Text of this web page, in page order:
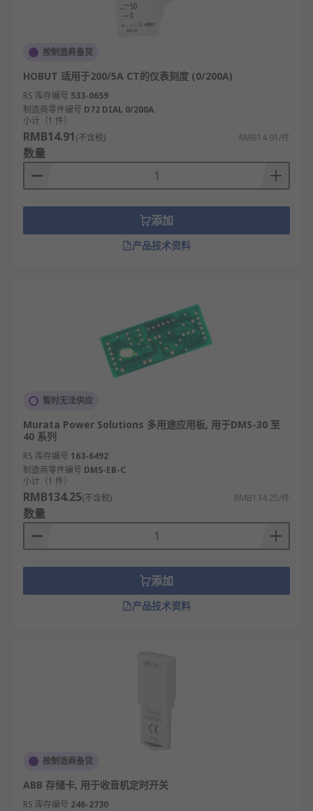
按制造商备货
HOBUT 适用于200/5A CT的仪表刻度 (0/200A)
RS 库存编号 533-0659
制造商零件编号 D72 DIAL 0/200A
小计（1 件）
RMB14.91(不含税) RMB14.91/件
数量
添加
产品技术资料
暂时无法供应
Murata Power Solutions 多用途应用板, 用于DMS-30 至
40 系列
RS 库存编号 163-6492
制造商零件编号 DMS-EB-C
小计（1 件）
RMB134.25(不含税) RMB134.25/件
数量
添加
产品技术资料
按制造商备货
ABB 存储卡, 用于收音机定时开关
RS 库存编号 246-2730